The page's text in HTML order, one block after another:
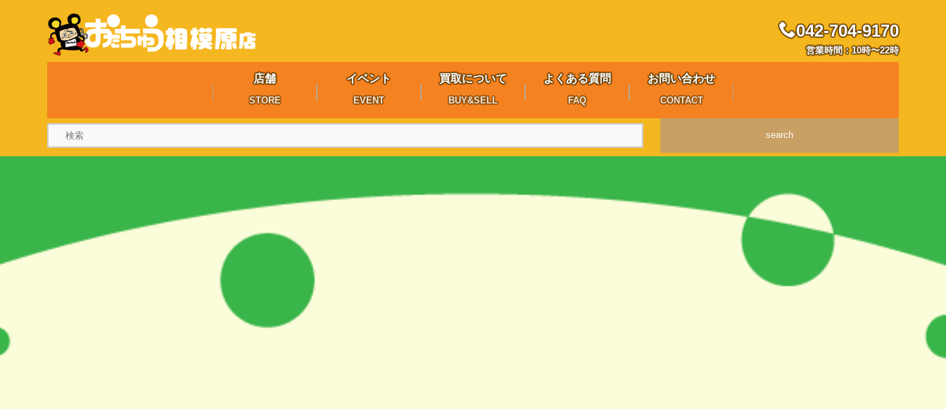
042-704-9170
営業時間：10時〜22時
店舗
STORE
イベント
EVENT
買取について
BUY&SELL
よくある質問
FAQ
お問い合わせ
CONTACT
search